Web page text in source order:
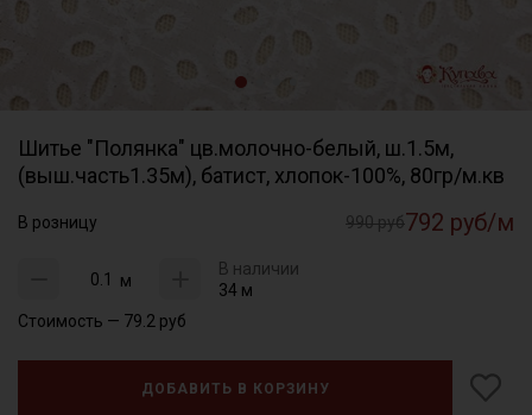
Шитье "Полянка" цв.молочно-белый, ш.1.5м,
(выш.часть1.35м), батист, хлопок-100%, 80гр/м.кв
В розницу 990 руб792 руб/м
м
В наличии
34 м
Стоимость — 79.2 руб
ДОБАВИТЬ В КОРЗИНУ